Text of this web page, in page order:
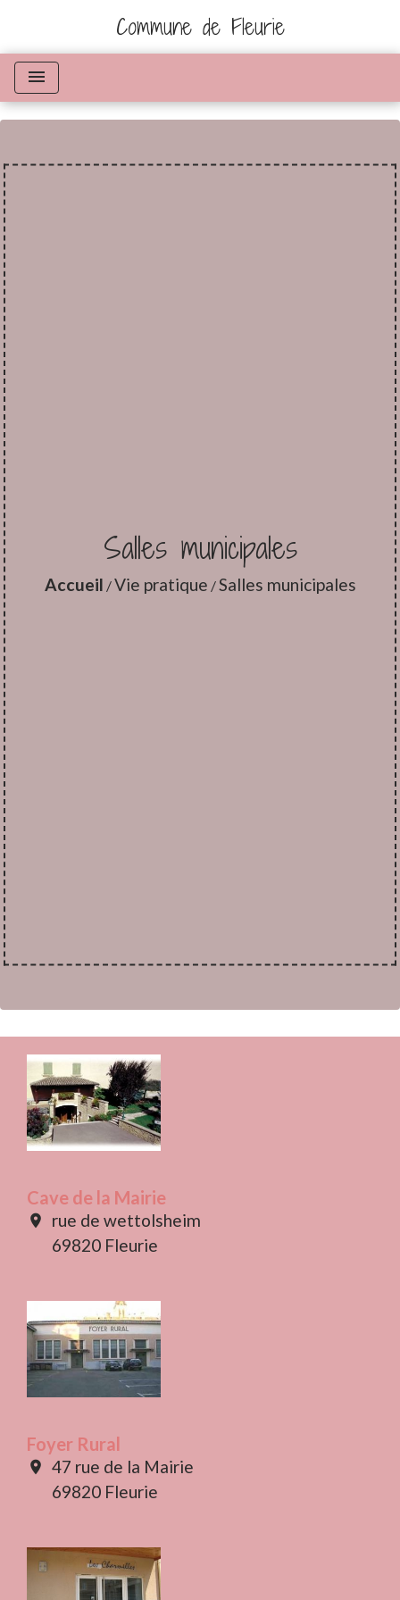
Commune de Fleurie
menu
Salles municipales
Accueil /Vie pratique /Salles municipales
Cave de la Mairie
location_on
rue de wettolsheim
69820 Fleurie
Foyer Rural
location_on 47 rue de la Mairie
69820 Fleurie